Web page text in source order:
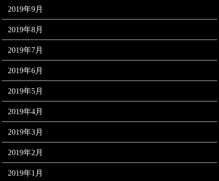
2019年9月
2019年8月
2019年7月
2019年6月
2019年5月
2019年4月
2019年3月
2019年2月
2019年1月